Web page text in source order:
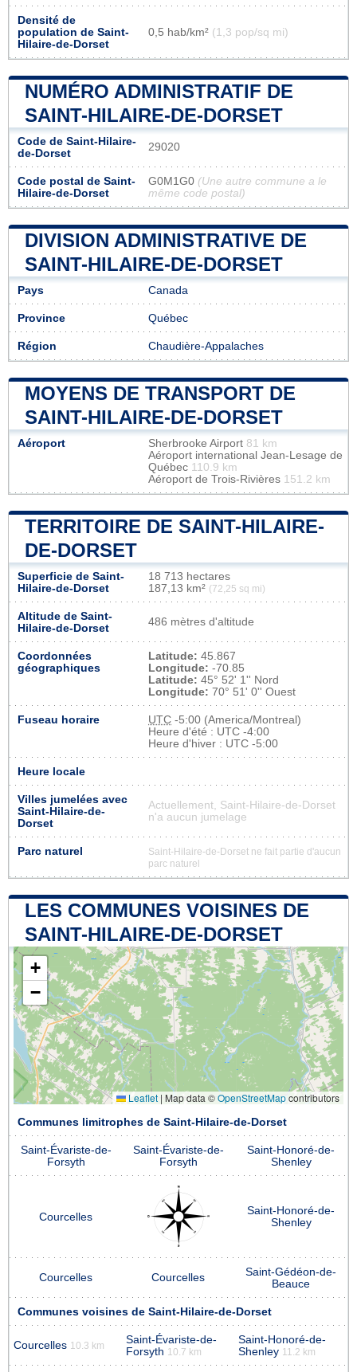
Densité de
population de Saint-
Hilaire-de-Dorset
0,5 hab/km² (1,3 pop/sq mi)
NUMÉRO ADMINISTRATIF DE
SAINT-HILAIRE-DE-DORSET
Code de Saint-Hilaire-
de-Dorset
29020
Code postal de Saint-
Hilaire-de-Dorset
G0M1G0 (Une autre commune a le
même code postal)
DIVISION ADMINISTRATIVE DE
SAINT-HILAIRE-DE-DORSET
Pays Canada
Province Québec
Région Chaudière-Appalaches
MOYENS DE TRANSPORT DE
SAINT-HILAIRE-DE-DORSET
Aéroport Sherbrooke Airport 81 km
Aéroport international Jean-Lesage de
Québec 110.9 km
Aéroport de Trois-Rivières 151.2 km
TERRITOIRE DE SAINT-HILAIRE-
DE-DORSET
Superficie de Saint-
Hilaire-de-Dorset
18 713 hectares
187,13 km² (72,25 sq mi)
Altitude de Saint-
Hilaire-de-Dorset
486 mètres d'altitude
Coordonnées
géographiques
Latitude: 45.867
Longitude: -70.85
Latitude: 45° 52' 1'' Nord
Longitude: 70° 51' 0'' Ouest
Fuseau horaire UTC -5:00 (America/Montreal)
Heure d'été : UTC -4:00
Heure d'hiver : UTC -5:00
Heure locale
Villes jumelées avec
Saint-Hilaire-de-
Dorset
Actuellement, Saint-Hilaire-de-Dorset
n'a aucun jumelage
Parc naturel
Saint-Hilaire-de-Dorset ne fait partie d'aucun
parc naturel
LES COMMUNES VOISINES DE
SAINT-HILAIRE-DE-DORSET
+
−
Leaflet | Map data ©OpenStreetMapcontributors
Communes limitrophes de Saint-Hilaire-de-Dorset
Saint-Évariste-de-
Forsyth
Saint-Évariste-de-
Forsyth
Saint-Honoré-de-
Shenley
Courcelles
Saint-Honoré-de-
Shenley
Courcelles Courcelles
Saint-Gédéon-de-
Beauce
Communes voisines de Saint-Hilaire-de-Dorset
Courcelles 10.3 km
Saint-Évariste-de-
Forsyth 10.7 km
Saint-Honoré-de-
Shenley 11.2 km